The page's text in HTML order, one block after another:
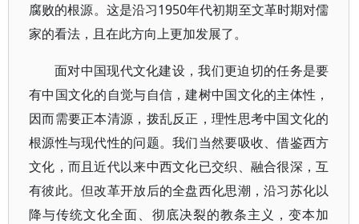
腐败的根源。这是沿习1950年代初期至文革时期对儒
家的看法，且在此方向上更加发展了。
面对中国现代文化建设，我们更迫切的任务是要
有中国文化的自觉与自信，建树中国文化的主体性，
因而需要正本清源，拨乱反正，理性思考中国文化的
根源性与现代性的问题。我们当然要吸收、借鉴西方
文化，而且近代以来中西文化已交织、融合很深，互
有彼此。但改革开放后的全盘西化思潮，沿习苏化以
降与传统文化全面、彻底决裂的教条主义，变本加